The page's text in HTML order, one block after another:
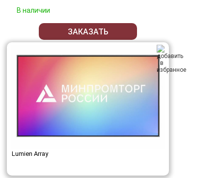
В наличии
ЗАКАЗАТЬ
Lumien Array